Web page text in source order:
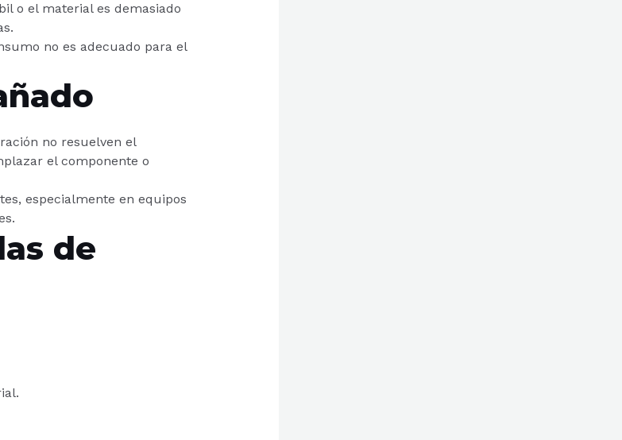
o el material es demasiado
no es adecuado para el
no resuelven el
el componente o
especialmente en equipos
de